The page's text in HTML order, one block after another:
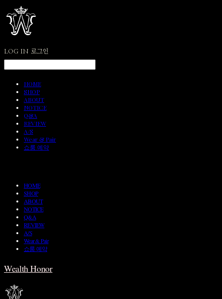
LOG IN 로그인
HOME
SHOP
ABOUT
NOTICE
Q&A
REVIEW
A/S
Wear & Pair
쇼룸 예약
HOME
SHOP
ABOUT
NOTICE
Q&A
REVIEW
A/S
Wear & Pair
쇼룸 예약
Wealth Honor